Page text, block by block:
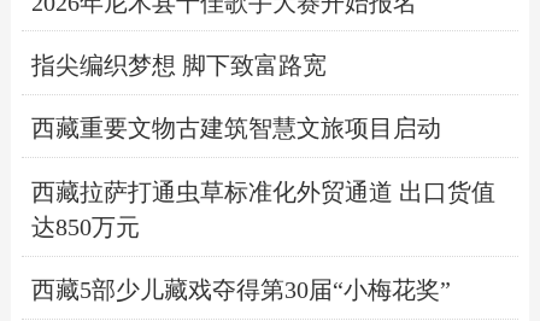
指尖编织梦想 脚下致富路宽
西藏重要文物古建筑智慧文旅项目启动
西藏拉萨打通虫草标准化外贸通道 出口货值
达850万元
西藏5部少儿藏戏夺得第30届“小梅花奖”